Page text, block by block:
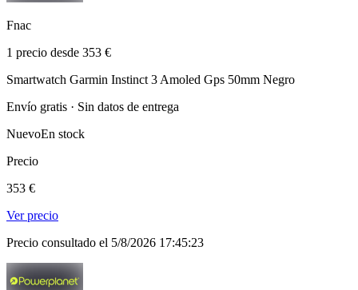
Fnac
1 precio desde 353 €
Smartwatch Garmin Instinct 3 Amoled Gps 50mm Negro
Envío gratis · Sin datos de entrega
NuevoEn stock
Precio
353 €
Ver precio
Precio consultado el 5/8/2026 17:45:23